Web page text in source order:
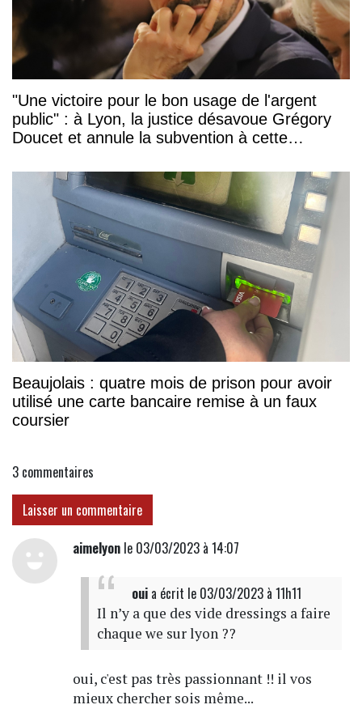
"Une victoire pour le bon usage de l'argent
public" : à Lyon, la justice désavoue Grégory
Doucet et annule la subvention à cette
Beaujolais : quatre mois de prison pour avoir
utilisé une carte bancaire remise à un faux
coursier
3 commentaires
Laisser un commentaire
aimelyonle 03/03/2023 à 14:07
ouia écrit le 03/03/2023 à 11h11
Il n’y a que des vide dressings a faire
chaque we sur lyon ??
oui, c'est pas très passionnant !! il vos
mieux chercher sois même...